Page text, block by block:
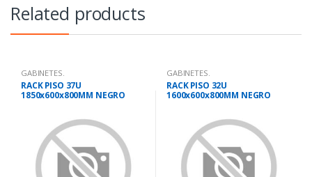
Related products
GABINETES.
RACK PISO 37U
1850x600x800MM NEGRO
GABINETES.
RACK PISO 32U
1600x600x800MM NEGRO